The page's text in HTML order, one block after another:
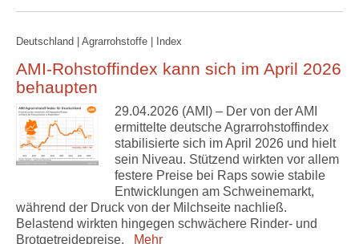
Deutschland | Agrarrohstoffe | Index
AMI-Rohstoffindex kann sich im April 2026
behaupten
29.04.2026 (AMI) – Der von der AMI
ermittelte deutsche Agrarrohstoffindex
stabilisierte sich im April 2026 und hielt
sein Niveau. Stützend wirkten vor allem
festere Preise bei Raps sowie stabile
Entwicklungen am Schweinemarkt,
während der Druck von der Milchseite nachließ.
Belastend wirkten hingegen schwächere Rinder- und
Brotgetreidepreise.
Mehr